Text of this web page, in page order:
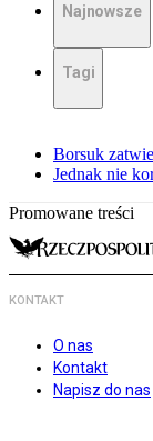
Najnowsze
Tagi
Borsuk
Jednak nie
Promowane treści
KONTAKT
O nas
Kontakt
Napisz do nas